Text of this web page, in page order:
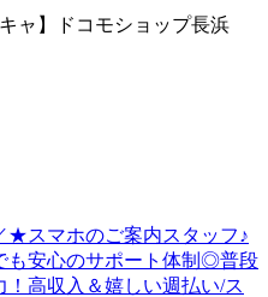
ャ】ドコモショップ長浜
★スマホのご案内スタッフ♪
も安心のサポート体制◎普段
高収入＆嬉しい週払い/ス